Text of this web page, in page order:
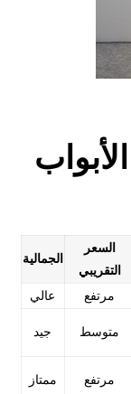
السعر
التقريبي
الجمالية
مرتفع
عالي
متوسط جيد
مرتفع ممتاز